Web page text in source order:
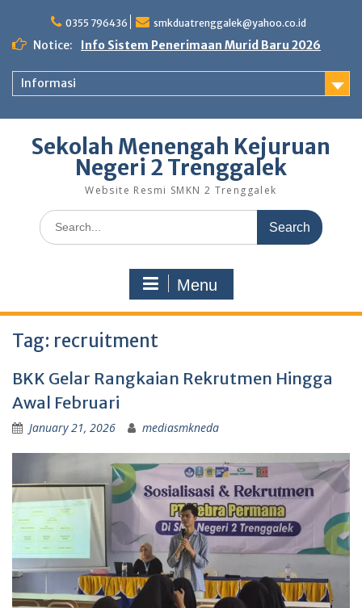
content
0355 796436 smkduatrenggalek@yahoo.co.id
Notice: Info Sistem Penerimaan Murid Baru 2026
Informasi
Sekolah Menengah Kejuruan
Negeri 2 Trenggalek
Website Resmi SMKN 2 Trenggalek
Search
for:
Menu
Tag: recruitment
BKK Gelar Rangkaian Rekrutmen Hingga
Awal Februari
January 21, 2026 mediasmkneda